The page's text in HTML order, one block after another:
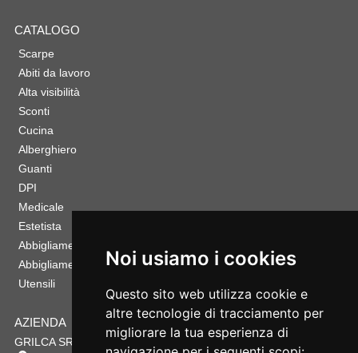
Noi usiamo i cookies
Questo sito web utilizza cookie e
altre tecnologie di tracciamento per
migliorare la tua esperienza di
CATALOGO
Scarpe
Abiti da lavoro
Alta visibilità
Sconti
Cucina
Alberghiero
Guanti
DPI
Medicale
Estetista
Abbigliamento Sportivo
Abbigliamento Bambino
Utensili
AZIENDA
GRILCA SRL